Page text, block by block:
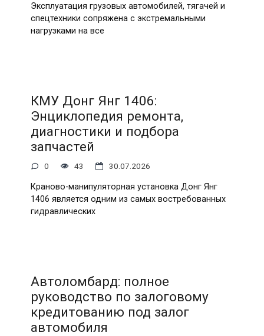
Эксплуатация грузовых автомобилей, тягачей и
спецтехники сопряжена с экстремальными
нагрузками на все
КМУ Донг Янг 1406:
Энциклопедия ремонта,
диагностики и подбора
запчастей
0 43 30.07.2026
Краново-манипуляторная установка Донг Янг
1406 является одним из самых востребованных
гидравлических
Автоломбард: полное
руководство по залоговому
кредитованию под залог
автомобиля